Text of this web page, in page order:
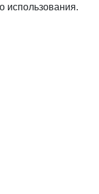
использования.